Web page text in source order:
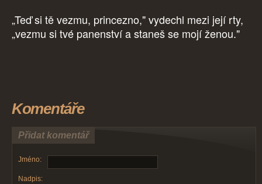
„Teď si tě vezmu, princezno," vydechl mezi její rty,
„vezmu si tvé panenství a staneš se mojí ženou."
Komentáře
Přidat komentář
Jméno:
Nadpis: